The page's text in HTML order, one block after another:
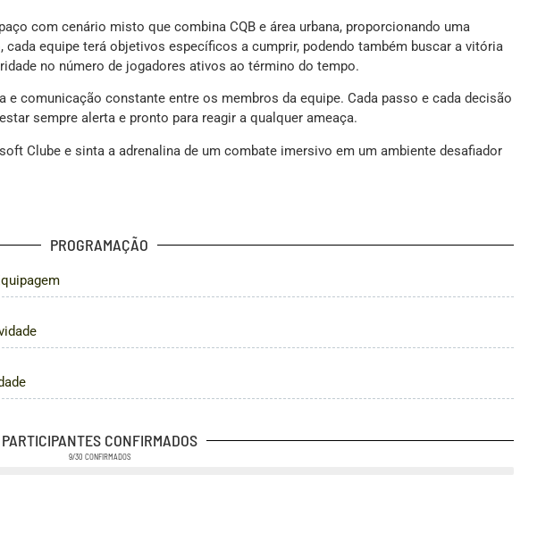
com cenário misto que combina CQB e área urbana, proporcionando uma
equipe terá objetivos específicos a cumprir, podendo também buscar a vitória
no número de jogadores ativos ao término do tempo.
comunicação constante entre os membros da equipe. Cada passo e cada decisão
sempre alerta e pronto para reagir a qualquer ameaça.
Clube e sinta a adrenalina de um combate imersivo em um ambiente desafiador
PROGRAMAÇÃO
PARTICIPANTES CONFIRMADOS
9/30 CONFIRMADOS